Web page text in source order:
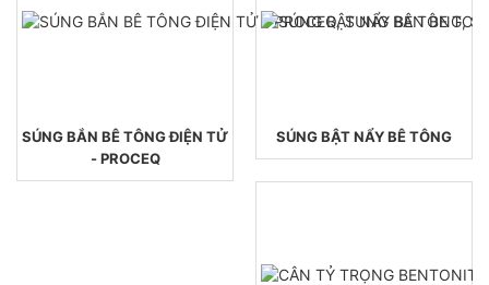
SÚNG BẮN BÊ TÔNG ĐIỆN TỬ
- PROCEQ
SÚNG BẬT NẨY BÊ TÔNG